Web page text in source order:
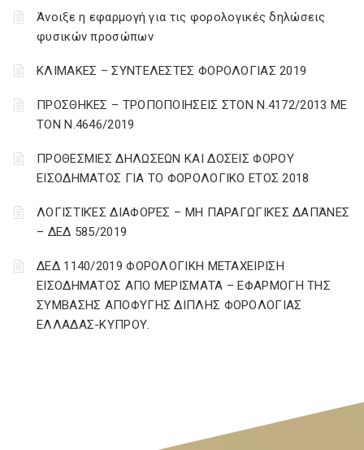
Άνοιξε η εφαρμογή για τις φορολογικές δηλώσεις
φυσικών προσώπων
ΚΛΙΜΑΚΕΣ – ΣΥΝΤΕΛΕΣΤΕΣ ΦΟΡΟΛΟΓΙΑΣ 2019
ΠΡΟΣΘΗΚΕΣ – ΤΡΟΠΟΠΟΙΗΣΕΙΣ ΣΤΟΝ Ν.4172/2013 ΜΕ
ΤΟΝ Ν.4646/2019
ΠΡΟΘΕΣΜΙΕΣ ΔΗΛΩΣΕΩΝ ΚΑΙ ΔΟΣΕΙΣ ΦΟΡΟΥ
ΕΙΣΟΔΗΜΑΤΟΣ ΓΙΑ ΤΟ ΦΟΡΟΛΟΓΙΚΟ ΕΤΟΣ 2018
ΛΟΓΙΣΤΙΚΈΣ ΔΙΑΦΟΡΈΣ – ΜΗ ΠΑΡΑΓΩΓΙΚΈΣ ΔΑΠΆΝΕΣ
– ΔΕΔ 585/2019
ΔΕΔ 1140/2019 ΦΟΡΟΛΟΓΙΚΗ ΜΕΤΑΧΕΙΡΙΣΗ
ΕΙΣΟΔΗΜΑΤΟΣ ΑΠΟ ΜΕΡΙΣΜΑΤΑ – ΕΦΑΡΜΟΓΗ ΤΗΣ
ΣΥΜΒΑΣΗΣ ΑΠΟΦΥΓΗΣ ΔΙΠΛΗΣ ΦΟΡΟΛΟΓΙΑΣ
ΕΛΛΑΔΑΣ-ΚΥΠΡΟΥ.